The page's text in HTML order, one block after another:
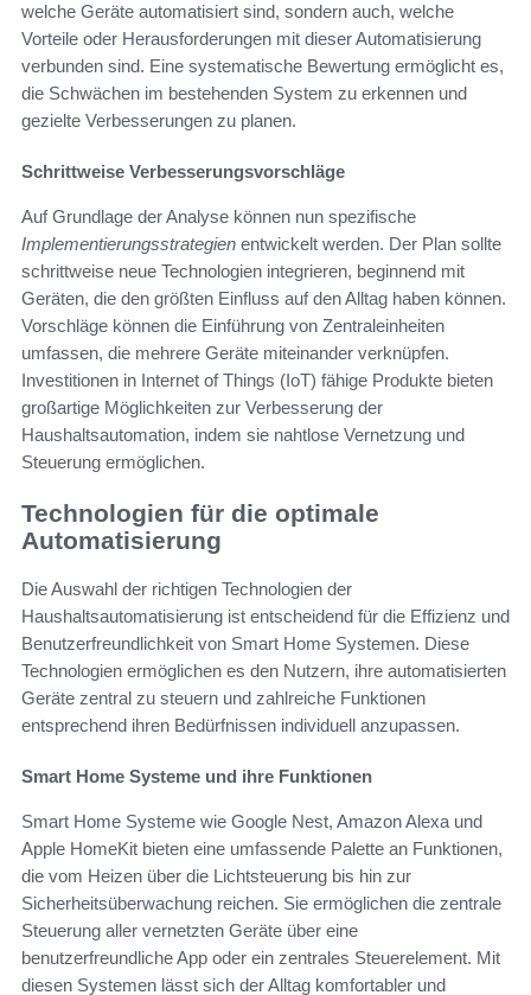
welche Geräte automatisiert sind, sondern auch, welche
Vorteile oder Herausforderungen mit dieser Automatisierung
verbunden sind. Eine systematische Bewertung ermöglicht es,
die Schwächen im bestehenden System zu erkennen und
gezielte Verbesserungen zu planen.
Schrittweise Verbesserungsvorschläge
Auf Grundlage der Analyse können nun spezifische
Implementierungsstrategien entwickelt werden. Der Plan sollte
schrittweise neue Technologien integrieren, beginnend mit
Geräten, die den größten Einfluss auf den Alltag haben können.
Vorschläge können die Einführung von Zentraleinheiten
umfassen, die mehrere Geräte miteinander verknüpfen.
Investitionen in Internet of Things (IoT) fähige Produkte bieten
großartige Möglichkeiten zur Verbesserung der
Haushaltsautomation, indem sie nahtlose Vernetzung und
Steuerung ermöglichen.
Technologien für die optimale
Automatisierung
Die Auswahl der richtigen Technologien der
Haushaltsautomatisierung ist entscheidend für die Effizienz und
Benutzerfreundlichkeit von Smart Home Systemen. Diese
Technologien ermöglichen es den Nutzern, ihre automatisierten
Geräte zentral zu steuern und zahlreiche Funktionen
entsprechend ihren Bedürfnissen individuell anzupassen.
Smart Home Systeme und ihre Funktionen
Smart Home Systeme wie Google Nest, Amazon Alexa und
Apple HomeKit bieten eine umfassende Palette an Funktionen,
die vom Heizen über die Lichtsteuerung bis hin zur
Sicherheitsüberwachung reichen. Sie ermöglichen die zentrale
Steuerung aller vernetzten Geräte über eine
benutzerfreundliche App oder ein zentrales Steuerelement. Mit
diesen Systemen lässt sich der Alltag komfortabler und